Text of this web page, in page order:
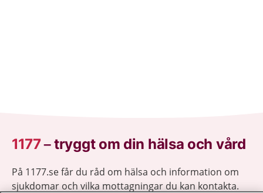
1177–tryggt om din hälsa och vård
På 1177.se får du råd om hälsa och information om
sjukdomar och vilka mottagningar du kan kontakta.